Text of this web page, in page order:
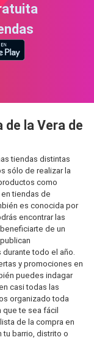
la Vera de
tiendas distintas
sólo de realizar la
como
tiendas de
es conocida por
encontrar las
de un
todo el año.
y promociones en
puedes indagar
casi todas las
organizado toda
te sea fácil
de la compra en
tu barrio, distrito o